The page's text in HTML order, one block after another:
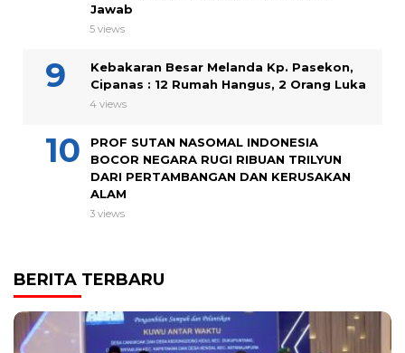
Jawab
5 views
Kebakaran Besar Melanda Kp. Pasekon,
Cipanas : 12 Rumah Hangus, 2 Orang Luka
4 views
PROF SUTAN NASOMAL INDONESIA
BOCOR NEGARA RUGI RIBUAN TRILYUN
DARI PERTAMBANGAN DAN KERUSAKAN
ALAM
3 views
BERITA TERBARU